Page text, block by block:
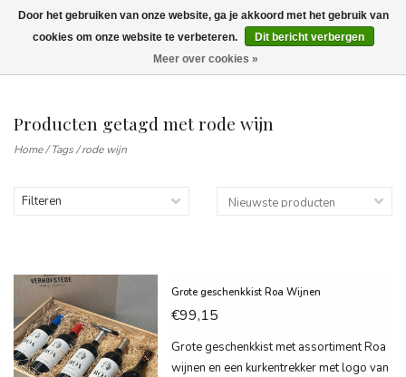
Wij leveren tot aan uw deur. Afhalen is mogelijk.
Producten getagd met rode wijn
Home/Tags/rode wijn
Filteren
Grote geschenkkist Roa Wijnen
€99,15
Grote geschenkkist met assortiment Roa
wijnen en een kurkentrekker met logo van
Door het gebruiken van onze website, ga je akkoord met het gebruik van
cookies om onze website te verbeteren.
Dit bericht verbergen
Meer over cookies »